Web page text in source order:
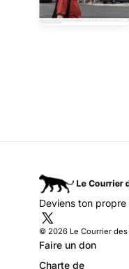
Deviens ton propre
© 2026 Le Courrier
Faire un don
Charte de